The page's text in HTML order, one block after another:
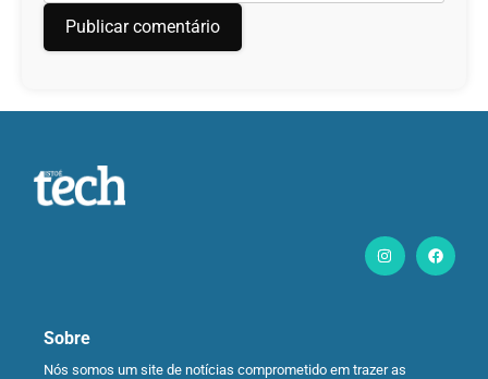
Sobre
Nós somos um site de notícias comprometido em trazer as